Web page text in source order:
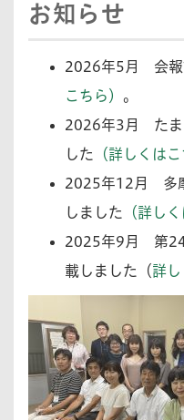
お知らせ
2026年5月 会報
こちら） 。
2026年3月
たま
した
（詳しくはこ
2025年12月
多
しました
（詳し
2025年9月
第24
載しました（詳し